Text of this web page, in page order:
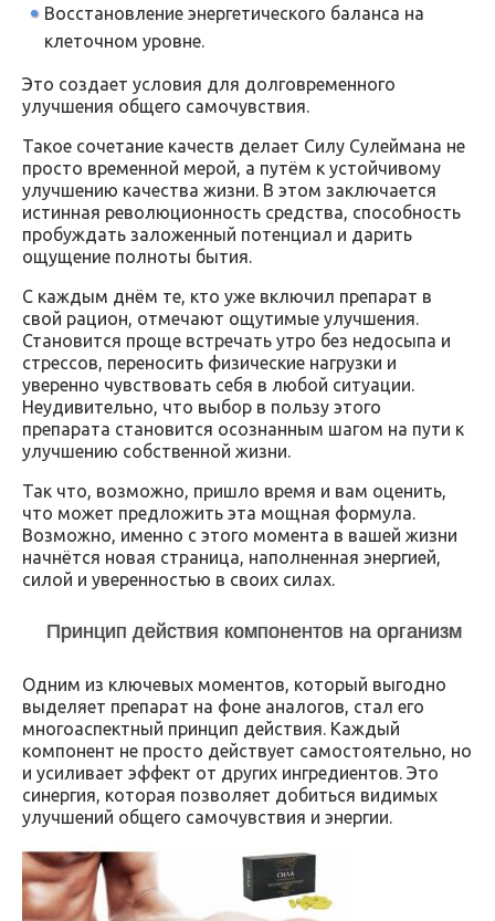
Восстановление энергетического баланса на
клеточном уровне.
Это создает условия для долговременного
улучшения общего самочувствия.
Такое сочетание качеств делает Силу Сулеймана не
просто временной мерой, а путём к устойчивому
улучшению качества жизни. В этом заключается
истинная революционность средства, способность
пробуждать заложенный потенциал и дарить
ощущение полноты бытия.
С каждым днём те, кто уже включил препарат в
свой рацион, отмечают ощутимые улучшения.
Становится проще встречать утро без недосыпа и
стрессов, переносить физические нагрузки и
уверенно чувствовать себя в любой ситуации.
Неудивительно, что выбор в пользу этого
препарата становится осознанным шагом на пути к
улучшению собственной жизни.
Так что, возможно, пришло время и вам оценить,
что может предложить эта мощная формула.
Возможно, именно с этого момента в вашей жизни
начнётся новая страница, наполненная энергией,
силой и уверенностью в своих силах.
Принцип действия компонентов на организм
Одним из ключевых моментов, который выгодно
выделяет препарат на фоне аналогов, стал его
многоаспектный принцип действия. Каждый
компонент не просто действует самостоятельно, но
и усиливает эффект от других ингредиентов. Это
синергия, которая позволяет добиться видимых
улучшений общего самочувствия и энергии.